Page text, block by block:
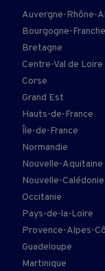
Auvergne-Rhône-
Bourgogne-
Bretagne
Centre-Val de Loire
Corse
Grand Est
Hauts-de-France
Île-de-France
Normandie
Nouvelle-Aquitaine
Nouvelle-Calédonie
Occitanie
Pays-de-la-Loire
Provence-Alpes-
Guadeloupe
Martinique